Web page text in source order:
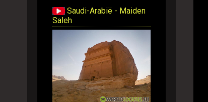
Saudi-Arabië - Maiden
Saleh